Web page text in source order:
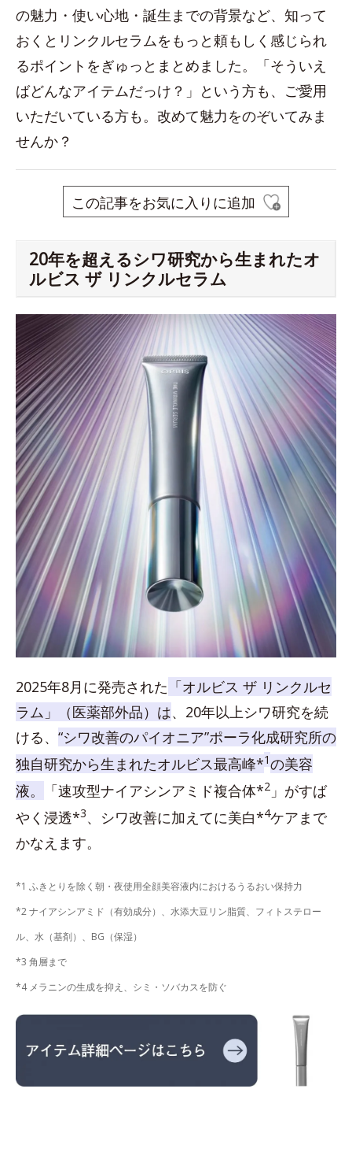
の魅力・使い心地・誕生までの背景など、知って
おくとリンクルセラムをもっと頼もしく感じられ
るポイントをぎゅっとまとめました。「そういえ
ばどんなアイテムだっけ？」という方も、ご愛用
いただいている方も。改めて魅力をのぞいてみま
せんか？
この記事をお気に入りに追加
20年を超えるシワ研究から生まれたオ
ルビス ザ リンクルセラム
2025年8月に発売された 「オルビス ザ リンクルセ
ラム」（医薬部外品）は、20年以上シワ研究を続
ける、 “シワ改善のパイオニア”ポーラ化成研究所の
独自研究から生まれたオルビス最高峰*1の美容
液。
「速攻型ナイアシンアミド複合体*2 」がすば
やく浸透*3、シワ改善に加えてに美白*4ケアまで
かなえます。
*1 ふきとりを除く朝・夜使用全顔美容液内におけるうるおい保持力
*2 ナイアシンアミド（有効成分）、水添大豆リン脂質、フィトステロー
ル、水（基剤）、BG（保湿）
*3 角層まで
*4 メラニンの生成を抑え、シミ・ソバカスを防ぐ